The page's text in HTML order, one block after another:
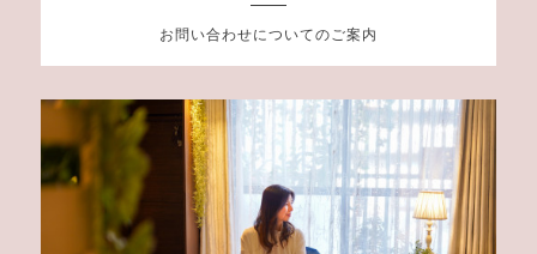
お問い合わせについてのご案内